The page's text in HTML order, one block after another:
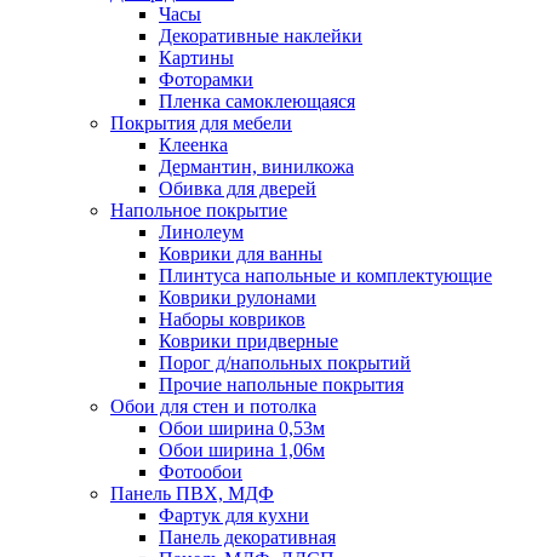
Часы
Декоративные наклейки
Картины
Фоторамки
Пленка самоклеющаяся
Покрытия для мебели
Клеенка
Дермантин, винилкожа
Обивка для дверей
Напольное покрытие
Линолеум
Коврики для ванны
Плинтуса напольные и комплектующие
Коврики рулонами
Наборы ковриков
Коврики придверные
Порог д/напольных покрытий
Прочие напольные покрытия
Обои для стен и потолка
Обои ширина 0,53м
Обои ширина 1,06м
Фотообои
Панель ПВХ, МДФ
Фартук для кухни
Панель декоративная